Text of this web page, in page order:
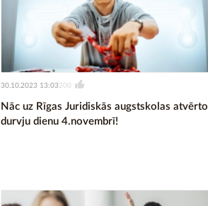
Nāc uz Rīgas Juridiskās augstskolas atvērto
durvju dienu 4.novembrī!
30.10.2023 13:03 200